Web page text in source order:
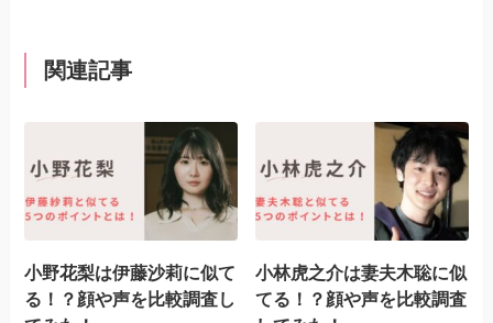
関連記事
小野花梨は伊藤沙莉に似て
る！？顔や声を比較調査し
小林虎之介は妻夫木聡に似
てる！？顔や声を比較調査